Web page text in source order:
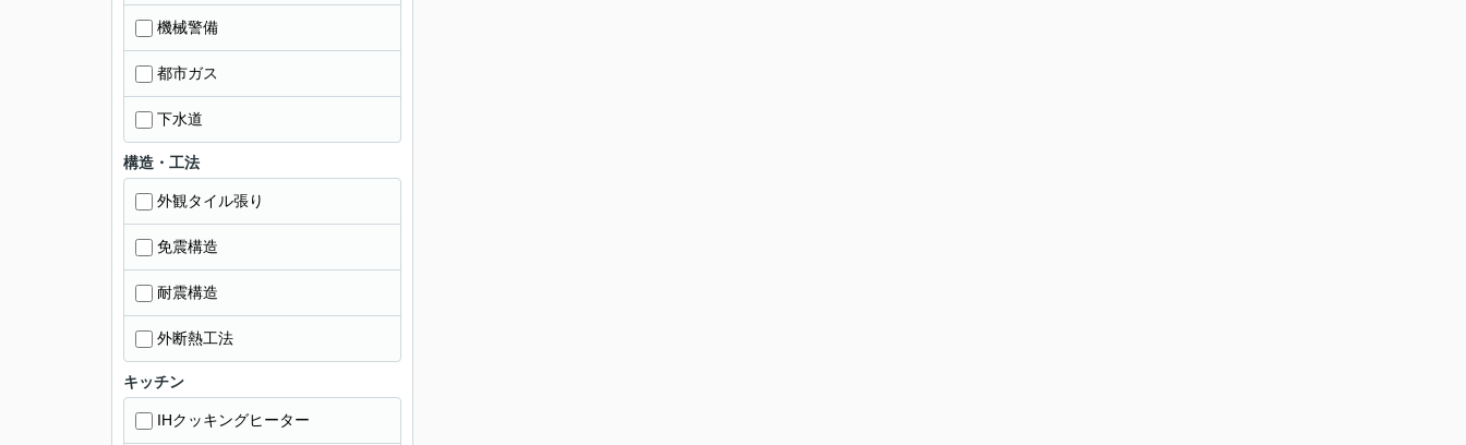
機械警備
都市ガス
下水道
構造・工法
外観タイル張り
免震構造
耐震構造
外断熱工法
キッチン
IHクッキングヒーター